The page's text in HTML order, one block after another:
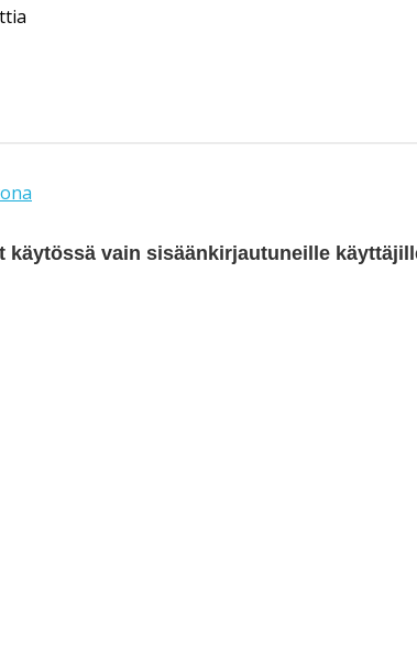
käytössä vain sisäänkirjautuneille